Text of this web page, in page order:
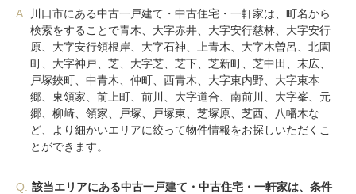
A.
川口市にある中古一戸建て・中古住宅・一軒家は、町名から
検索をすることで青木、大字赤井、大字安行慈林、大字安行
原、大字安行領根岸、大字石神、上青木、大字木曽呂、北園
町、大字神戸、芝、大字芝、芝下、芝新町、芝中田、末広、
戸塚鋏町、中青木、仲町、西青木、大字東内野、大字東本
郷、東領家、前上町、前川、大字道合、南前川、大字峯、元
郷、柳崎、領家、戸塚、戸塚東、芝塚原、芝西、八幡木な
ど、より細かいエリアに絞って物件情報をお探しいただくこ
とができます。
Q.
該当エリアにある中古一戸建て・中古住宅・一軒家は、条件